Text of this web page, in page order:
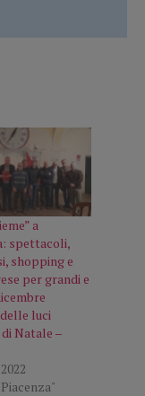
a
spettacoli,
shopping e
per grandi e
luci
Natale –